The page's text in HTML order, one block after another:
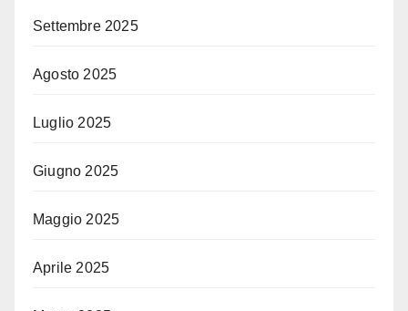
Settembre 2025
Agosto 2025
Luglio 2025
Giugno 2025
Maggio 2025
Aprile 2025